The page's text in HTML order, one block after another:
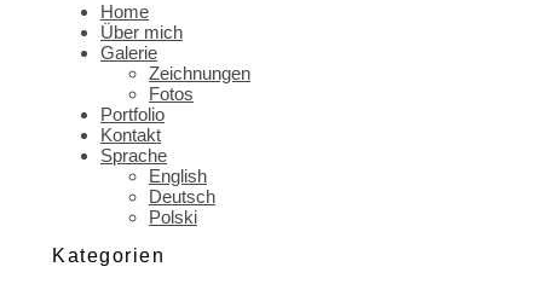
Home
Über mich
Galerie
Zeichnungen
Fotos
Portfolio
Kontakt
Sprache
English
Deutsch
Polski
Kategorien